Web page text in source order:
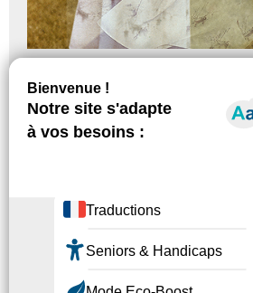
Du 12 - 10 - 2023 au 25 - 02 - 2024
LE BAL
Accessibilité